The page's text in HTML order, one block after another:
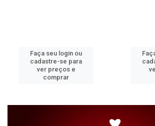
Faça seu login ou
cadastre-se para
ver preços e
comprar